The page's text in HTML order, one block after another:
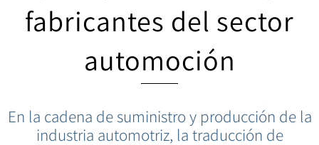
fabricantes del sector
automoción
En la cadena de suministro y producción de la
industria automotriz, la traducción de